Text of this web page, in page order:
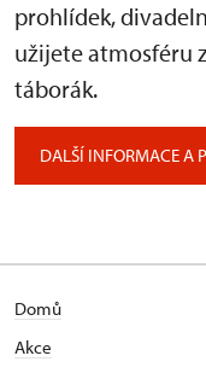
prohlídek,
užijete atmosféru
táborák.
DALŠÍ INFORMACE A
Domů
Akce